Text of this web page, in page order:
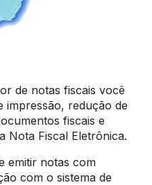
de notas fiscais você
impressão, redução de
fiscais e
Nota Fiscal Eletrônica.
emitir notas com
com o sistema de